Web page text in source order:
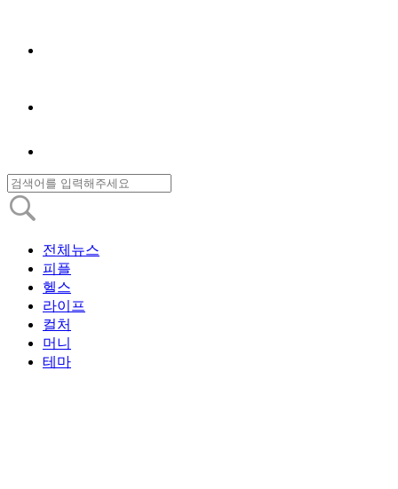
전체뉴스
피플
헬스
라이프
컬처
머니
테마